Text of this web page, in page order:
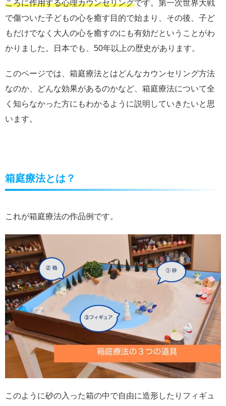
ころに作用する心理カウンセリングです。第一次世界大戦
で傷ついた子どもの心を癒す目的で始まり、その後、子ど
もだけでなく大人の心を癒すのにも有効だということがわ
かりました。日本でも、50年以上の歴史があります。
このページでは、箱庭療法とはどんなカウンセリング方法
なのか、どんな効果があるのかなど、箱庭療法について全
く知らなかった方にもわかるように説明していきたいと思
います。
箱庭療法とは？
これが箱庭療法の作品例です。
このように砂の入った箱の中で自由に造形したりフィギュ